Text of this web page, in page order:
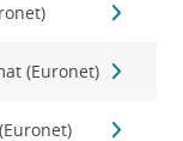
(Euronet)